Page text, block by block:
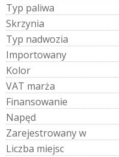
Typ paliwa
Skrzynia
Typ nadwozia
Importowany
Kolor
VAT marża
Finansowanie
Napęd
Zarejestrowanyw
Liczba miejsc